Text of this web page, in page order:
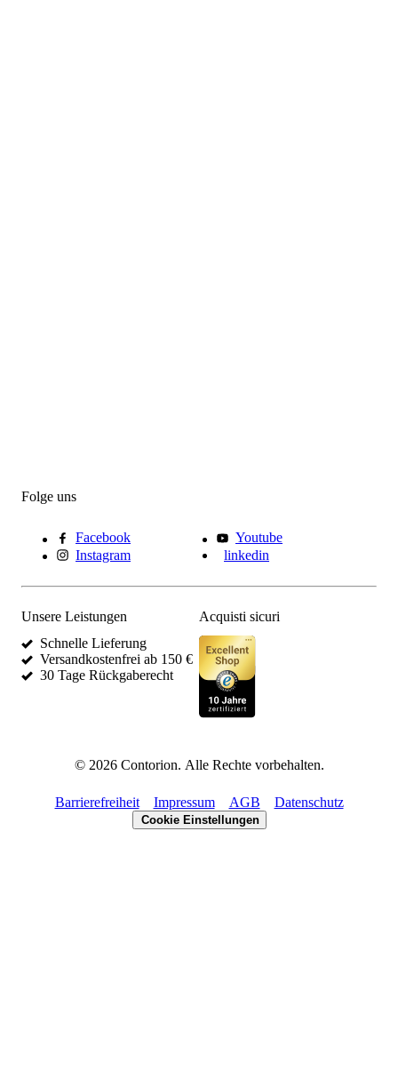
Folge uns
Facebook
Youtube
Instagram
linkedin
Unsere Leistungen
Schnelle Lieferung
Versandkostenfrei ab 150 €
30 Tage Rückgaberecht
Acquisti sicuri
© 2026Contorion. Alle Rechte vorbehalten.
Barrierefreiheit Impressum AGB Datenschutz
Cookie Einstellungen